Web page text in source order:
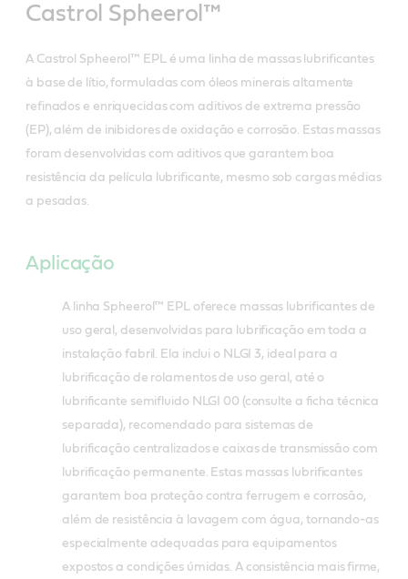
Castrol Spheerol™
A Castrol Spheerol™ EPL é uma linha de massas lubrificantes
à base de lítio, formuladas com óleos minerais altamente
refinados e enriquecidas com aditivos de extrema pressão
(EP), além de inibidores de oxidação e corrosão. Estas massas
foram desenvolvidas com aditivos que garantem boa
resistência da película lubrificante, mesmo sob cargas médias
a pesadas.
Aplicação
A linha Spheerol™ EPL oferece massas lubrificantes de
uso geral, desenvolvidas para lubrificação em toda a
instalação fabril. Ela inclui o NLGI 3, ideal para a
lubrificação de rolamentos de uso geral, até o
lubrificante semifluido NLGI 00 (consulte a ficha técnica
separada), recomendado para sistemas de
lubrificação centralizados e caixas de transmissão com
lubrificação permanente. Estas massas lubrificantes
garantem boa proteção contra ferrugem e corrosão,
além de resistência à lavagem com água, tornando-as
especialmente adequadas para equipamentos
expostos a condições úmidas. A consistência mais firme,